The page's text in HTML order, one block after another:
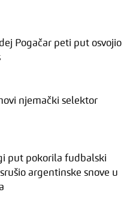
Pogačar peti put osvojio
njemački selektor
put pokorila fudbalski
argentinske snove u